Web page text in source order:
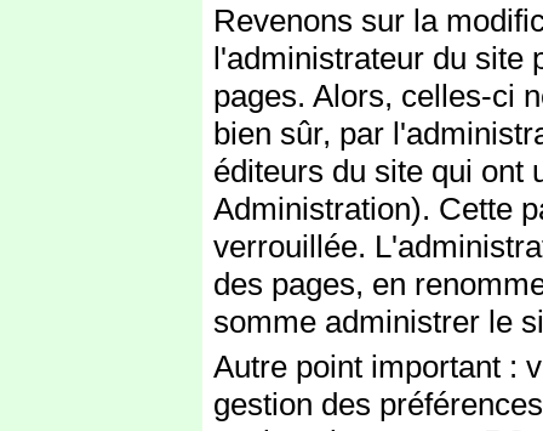
Revenons sur la
l'administrateur du site
pages. Alors, celles-ci
bien sûr, par
éditeurs du site qui ont
Administration). Cette
verrouillée.
des pages, en
somme administrer le
Autre point important :
gestion des